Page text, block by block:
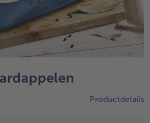
Productdetails